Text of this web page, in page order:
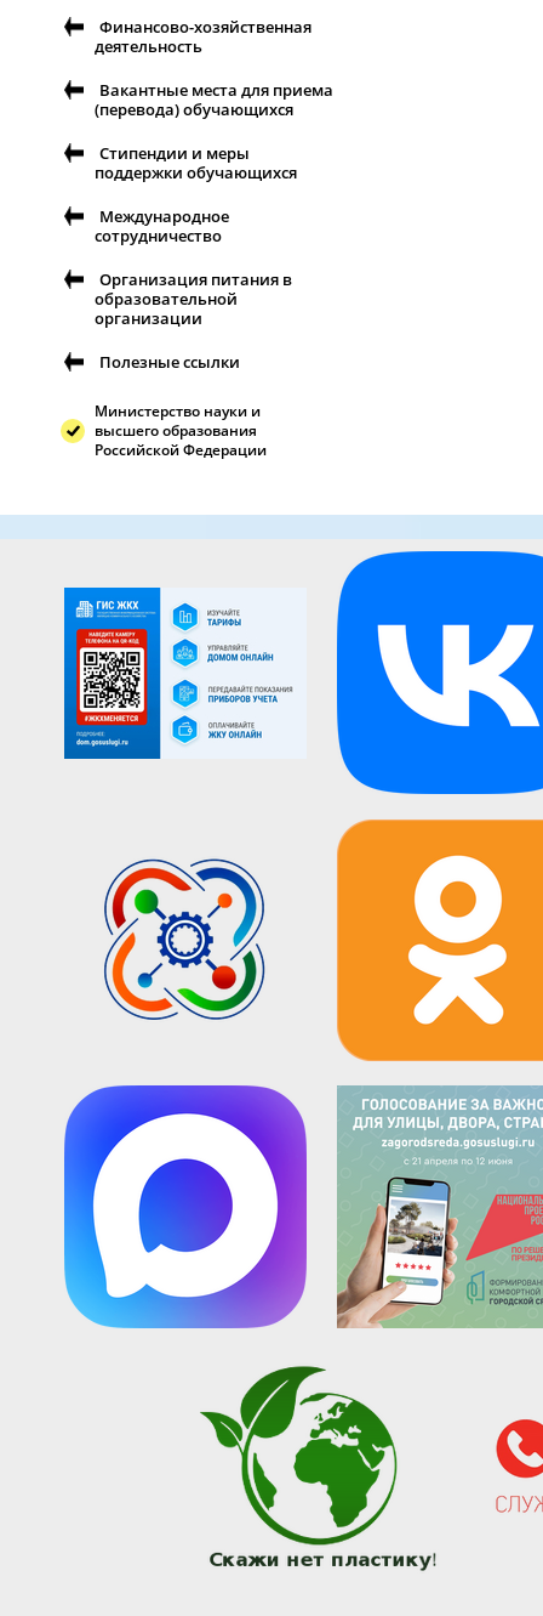
Финансово-хозяйственная
деятельность
Вакантные места для приема
(перевода) обучающихся
Стипендии и меры
поддержки обучающихся
Международное
сотрудничество
Организация питания в
образовательной
организации
Полезные ссылки
Министерство науки и
высшего образования
Российской Федерации